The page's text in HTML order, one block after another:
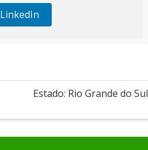
LinkedIn
Estado: Rio Grande do Sul